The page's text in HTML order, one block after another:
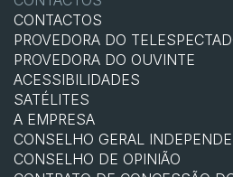
CONTACTOS
PROVEDORA DO
PROVEDORA DO OUVINTE
ACESSIBILIDADES
SATÉLITES
A EMPRESA
CONSELHO GERAL
CONSELHO DE OPINIÃO